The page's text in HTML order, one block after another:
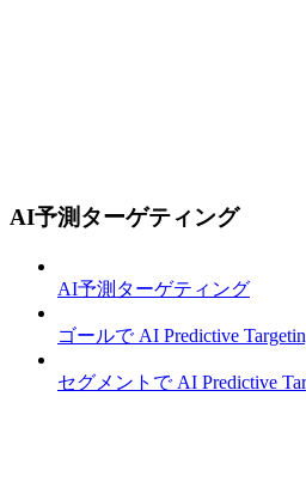
AI予測ターゲティング
AI予測ターゲティング
ゴールで AI Predictive
セグメントで AI Predictive